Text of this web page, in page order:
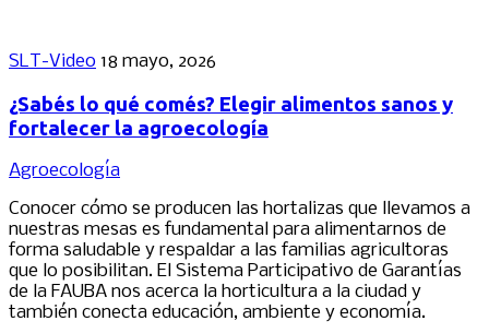
SLT-Video 18 mayo, 2026
¿Sabés lo qué comés? Elegir alimentos sanos y
fortalecer la agroecología
Agroecología
Conocer cómo se producen las hortalizas que llevamos a
nuestras mesas es fundamental para alimentarnos de
forma saludable y respaldar a las familias agricultoras
que lo posibilitan. El Sistema Participativo de Garantías
de la FAUBA nos acerca la horticultura a la ciudad y
también conecta educación, ambiente y economía.